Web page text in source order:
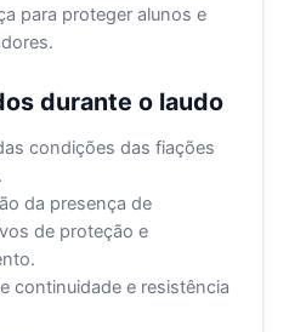
para proteger alunos e
durante o laudo
condições das fiações
da presença de
de proteção e
continuidade e resistência